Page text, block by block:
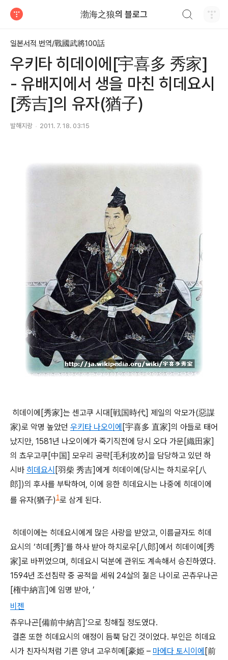
渤海之狼의 블로그
일본서적 번역/戰國武將100話
우키타 히데이에[宇喜多 秀家]
- 유배지에서 생을 마친 히데요시
[秀吉]의 유자(猶子)
발해지랑 2011. 7. 18. 03:15
히데이에[秀家]는 센고쿠 시대[戦国時代] 제일의 악모가(惡謀
家)로 악명 높았던 우키타 나오이에 [宇喜多 直家]의 아들로 태어
났지만, 1581년 나오이에가 죽기직전에 당시 오다 가문[織田家]
의 쵸우고쿠[中国] 모우리 공략[毛利攻め]을 담당하고 있던 하
시바 히데요시 [羽柴 秀吉]에게 히데이에(당시는 하치로우[八
郎])의 후사를 부탁하여, 이에 응한 히데요시는 나중에 히데이에
를 유자(猶子) 1로 삼게 된다.
히데이에는 히데요시에게 많은 사랑을 받았고, 이름글자도 히데
요시의 ‘히데[秀]’를 하사 받아 하치로우[八郎]에서 히데이에[秀
家]로 바뀌었으며, 히데요시 덕분에 관위도 계속해서 승진하였다.
1594년 조선침략 중 공적을 세워 24살의 젊은 나이로 곤츄우나곤
[権中納言]에 임명 받아, ’
비젠
츄우나곤[備前中納言]’으로 칭해질 정도였다.
결혼 또한 히데요시의 애정이 듬뿍 담긴 것이었다. 부인은 히데요
시가 친자식처럼 기른 양녀 고우히메[豪姫 – 마에다 토시이에 [前